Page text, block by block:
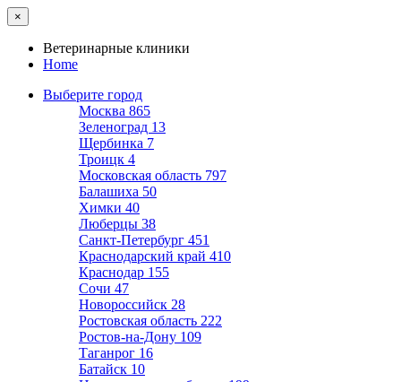
×
Ветеринарные клиники
Home
Выберите город
Москва 865
Зеленоград 13
Щербинка 7
Троицк 4
Московская область 797
Балашиха 50
Химки 40
Люберцы 38
Санкт-Петербург 451
Краснодарский край 410
Краснодар 155
Сочи 47
Новороссийск 28
Ростовская область 222
Ростов-на-Дону 109
Таганрог 16
Батайск 10